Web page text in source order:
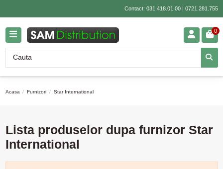
Contact: 031.418.01.00| 0721.281.755
0
Acasa Furnizori Star International
Lista produselor dupa furnizor Star
International